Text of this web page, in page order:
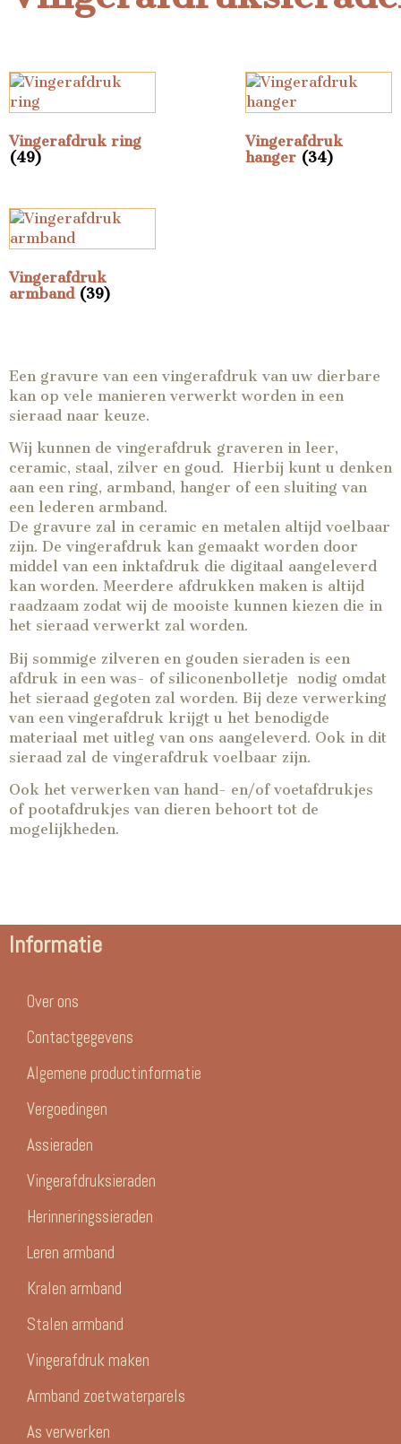
Vingerafdruk ring
(49)
Vingerafdruk
hanger (34)
Vingerafdruk
armband (39)
Een gravure van een vingerafdruk van uw dierbare
kan op vele manieren verwerkt worden in een
sieraad naar keuze.
Wij kunnen de vingerafdruk graveren in leer,
ceramic, staal, zilver en goud. Hierbij kunt u denken
aan een ring, armband, hanger of een sluiting van
een lederen armband.
De gravure zal in ceramic en metalen altijd voelbaar
zijn. De vingerafdruk kan gemaakt worden door
middel van een inktafdruk die digitaal aangeleverd
kan worden. Meerdere afdrukken maken is altijd
raadzaam zodat wij de mooiste kunnen kiezen die in
het sieraad verwerkt zal worden.
Bij sommige zilveren en gouden sieraden is een
afdruk in een was- of siliconenbolletje nodig omdat
het sieraad gegoten zal worden. Bij deze verwerking
van een vingerafdruk krijgt u het benodigde
materiaal met uitleg van ons aangeleverd. Ook in dit
sieraad zal de vingerafdruk voelbaar zijn.
Ook het verwerken van hand- en/of voetafdrukjes
of pootafdrukjes van dieren behoort tot de
mogelijkheden.
Informatie
Over ons
Contactgegevens
Algemene productinformatie
Vergoedingen
Assieraden
Vingerafdruksieraden
Herinneringssieraden
Leren armband
Kralen armband
Stalen armband
Vingerafdruk maken
Armband zoetwaterparels
As verwerken